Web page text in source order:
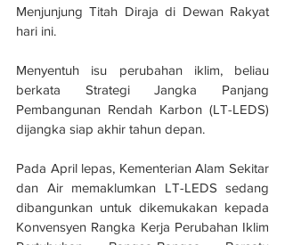
Menjunjung Titah Diraja di Dewan Rakyat
hari ini.
Menyentuh isu perubahan iklim, beliau
berkata Strategi Jangka Panjang
Pembangunan Rendah Karbon (LT-LEDS)
dijangka siap akhir tahun depan.
Pada April lepas, Kementerian Alam Sekitar
dan Air memaklumkan LT-LEDS sedang
dibangunkan untuk dikemukakan kepada
Konvensyen Rangka Kerja Perubahan Iklim